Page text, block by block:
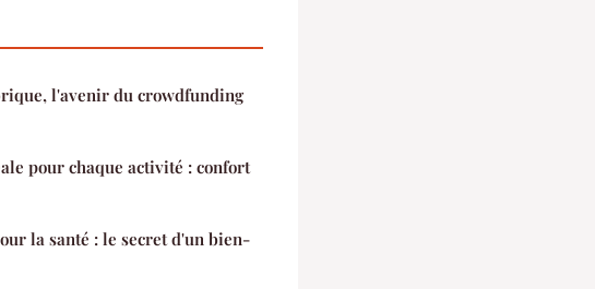
l'avenir du crowdfunding
pour chaque activité : confort
la santé : le secret d'un bien-